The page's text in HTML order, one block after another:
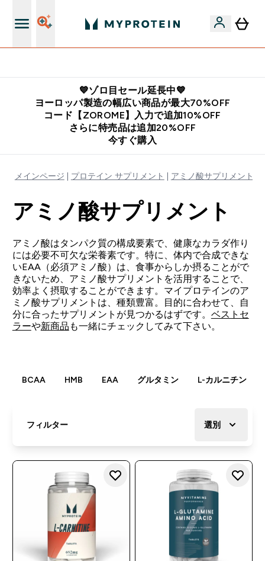
💙ゾロ目セール延長中💙
ヨーロッパ製造の幅広い商品が最大70%OFF
コード【ZOROME】入力で追加10%OFF
さらに特売品は追加20%OFF
今すぐ購入
メインページ プロテイン サプリメント アミノ酸サプリメント
アミノ酸サプリメント
アミノ酸はタンパク質の構成要素で、健康なカラダ作り
には必要不可欠な栄養素です。特に、体内で合成できな
いEAA（必須アミノ酸）は、食事からしか摂ることがで
きないため、アミノ酸サプリメントを活用することで、
効率よく摂取することができます。マイプロテインのア
ミノ酸サプリメントは、種類豊富。目的に合わせて、自
分に合ったサプリメントが見つかるはずです。 ベストセ
ラーや新商品 も一緒にチェックしてみて下さい。
BCAA HMB EAA グルタミン L-カルニチン
フィルター 選別